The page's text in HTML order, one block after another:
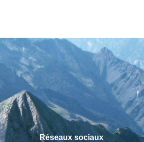
Réseaux sociaux